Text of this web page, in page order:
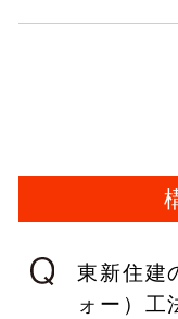
東新住建
ォー）工